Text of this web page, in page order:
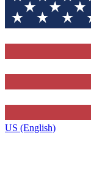
US (English)